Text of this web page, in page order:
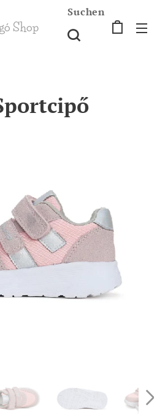
Shop
Suchen